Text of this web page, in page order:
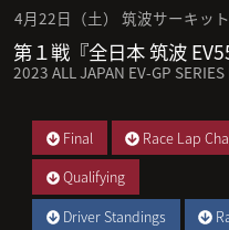
4月22日（土） 筑波サーキッ
第１戦『全日本 筑波
2023 ALL JAPAN EV-GP
Final Race Lap
Qualifying
Driver Standings